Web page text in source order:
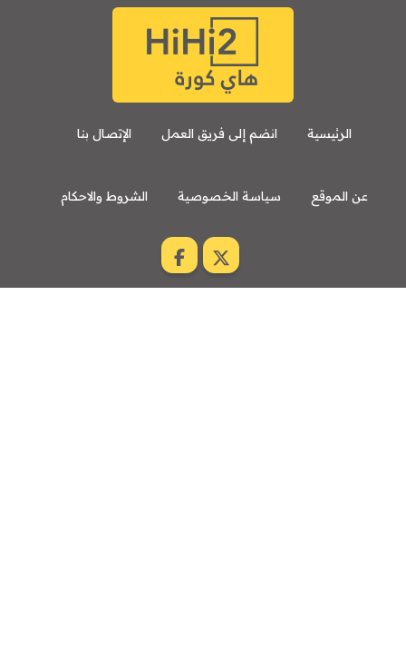
الرئيسية انضم إلى فريق العمل الإتصال بنا
عن الموقع سياسة الخصوصية الشروط والاحكام